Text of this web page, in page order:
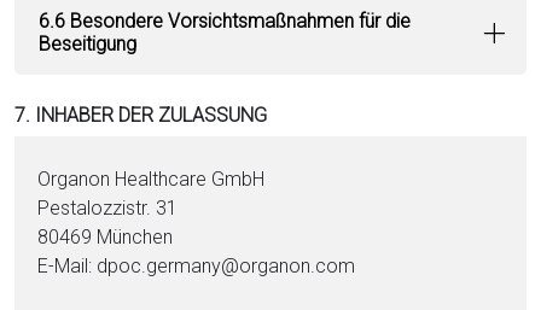
6.6 Besondere Vorsichtsmaßnahmen für die
Beseitigung
7. INHABER DER ZULASSUNG
Organon Healthcare GmbH
Pestalozzistr. 31
80469 München
E-Mail: dpoc.germany@or­ganon.com